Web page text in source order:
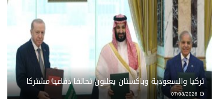
تركيا والسعودية وباكستان يعلنون تحالفا دفاعيا مشتركا